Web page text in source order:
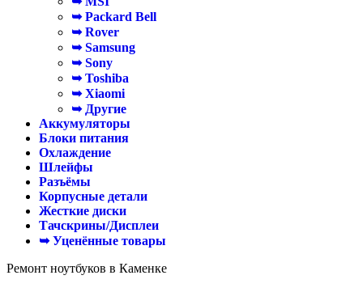
➥ Packard Bell
➥ Rover
➥ Samsung
➥ Sony
➥ Toshiba
➥ Xiaomi
➥ Другие
Аккумуляторы
Блоки питания
Охлаждение
Шлейфы
Разъёмы
Корпусные детали
Жесткие диски
Тачскрины/Дисплеи
➥ Уценённые товары
Ремонт ноутбуков в Каменке